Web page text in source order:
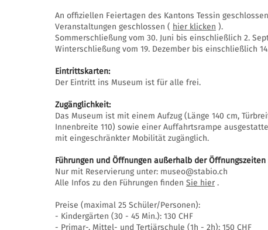
An offiziellen Feiertagen des Kantons Tessin
Veranstaltungen geschlossen ( hier klicken ).
Sommerschließung vom 30. Juni bis einschließlich 2.
Winterschließung vom 19. Dezember bis einschließlich
Eintrittskarten:
Der Eintritt ins Museum ist für alle frei.
Zugänglichkeit:
Das Museum ist mit einem Aufzug (Länge 140 cm,
Innenbreite 110) sowie einer Auffahrtsrampe
mit eingeschränkter Mobilität zugänglich.
Führungen und Öffnungen außerhalb der Öffnungszeiten
Nur mit Reservierung unter: museo@stabio.ch
Alle Infos zu den Führungen finden Sie hier .
Preise (maximal 25 Schüler/Personen):
- Kindergärten (30 - 45 Min.): 130 CHF
- Primar-, Mittel- und Tertiärschule (1h - 2h): 150 CHF